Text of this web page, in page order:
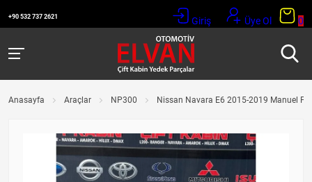
+90 532 737 2621 Giriş Üye Ol 0
Anasayfa Araçlar NP300 Nissan Navara E6 2015-2019 Manuel